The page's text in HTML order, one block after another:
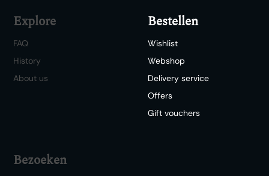
Explore
FAQ
History
About us
Bestellen
Wishlist
Webshop
Delivery service
Offers
Gift vouchers
Bezoeken